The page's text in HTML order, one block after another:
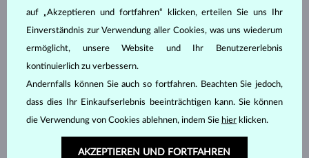
AMETHYST GRÜN CITRIN
GRANAT KORALLE
LEMONQUARZ MORGANIT
ROSA TURMALIN GRÜNER TURMALIN
MOLDAVIT OHNE EDELSTEIN
auf „Akzeptieren und fortfahren“ klicken, erteilen Sie uns Ihr
Einverständnis zur Verwendung aller Cookies, was uns wiederum
ermöglicht, unsere Website und Ihr Benutzererlebnis
kontinuierlich zu verbessern.
Andernfalls können Sie auch so fortfahren. Beachten Sie jedoch,
dass dies Ihr Einkaufserlebnis beeinträchtigen kann. Sie können
die Verwendung von Cookies ablehnen, indem Sie hier klicken.
AKZEPTIEREN UND FORTFAHREN